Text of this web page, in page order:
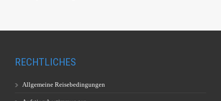
RECHTLICHES
Allgemeine Reisebedingungen